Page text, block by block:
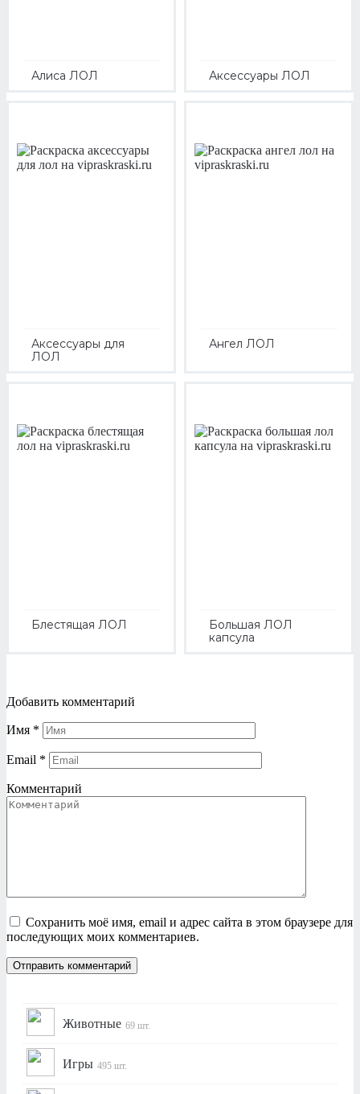
Алиса ЛОЛ Аксессуары ЛОЛ
Аксессуары для
ЛОЛ
Ангел ЛОЛ
Блестящая ЛОЛ
Большая ЛОЛ
капсула
Добавить комментарий
Имя *
Email *
Комментарий
Сохранить моё имя, email и адрес сайта в этом браузере для
последующих моих комментариев.
Животные 69 шт.
Игры 495 шт.